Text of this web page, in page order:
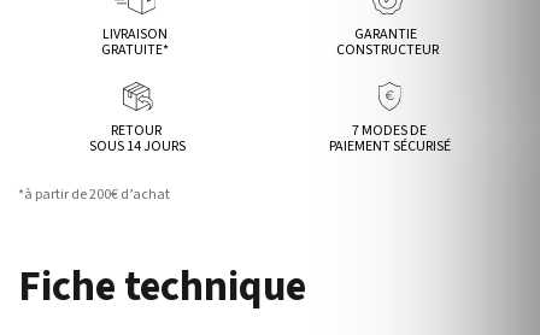
LIVRAISON
GRATUITE*
GARANTIE
CONSTRUCTEUR
RETOUR
SOUS 14 JOURS
7 MODES DE
PAIEMENT SÉCURISÉ
*à partir de 200€ d’achat
Fiche technique